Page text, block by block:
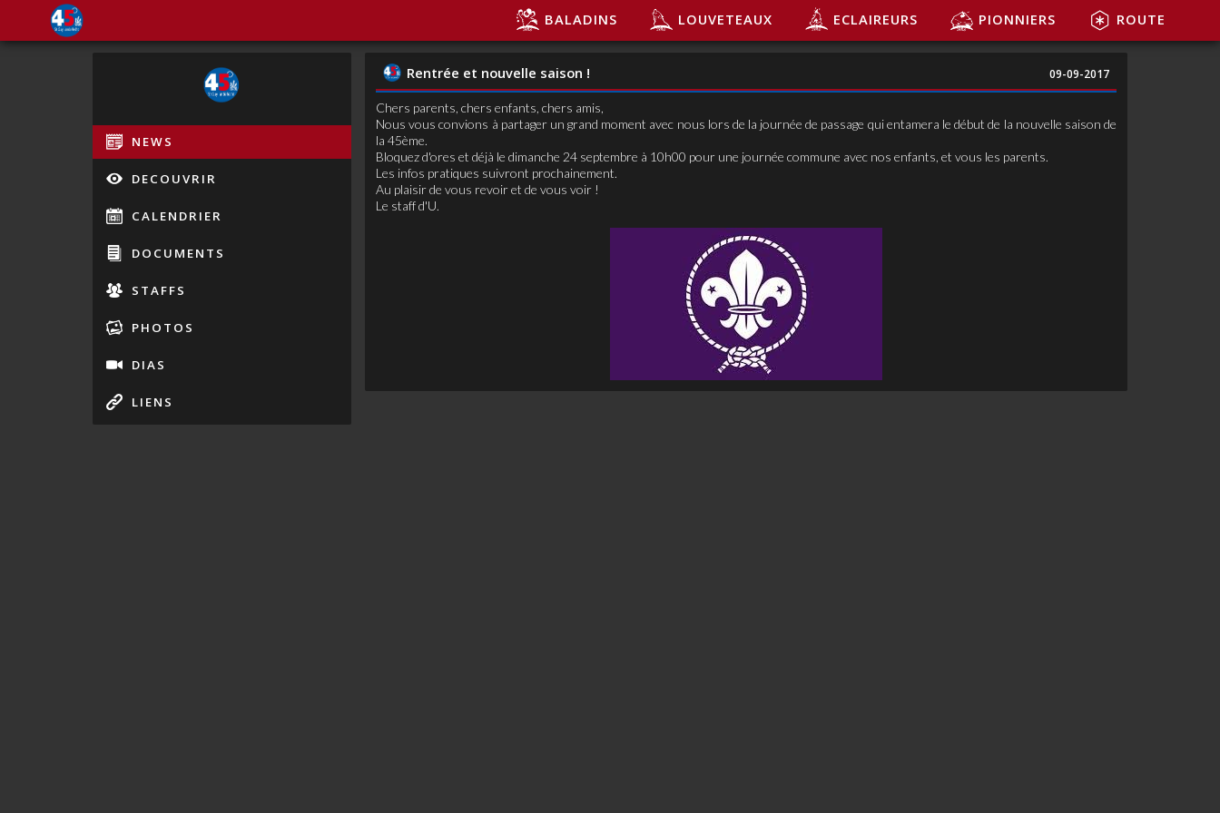
BALADINS LOUVETEAUX ECLAIREURS PIONNIERS ROUTE
NEWS
DECOUVRIR
CALENDRIER
DOCUMENTS
STAFFS
PHOTOS
DIAS
LIENS
Rentrée et nouvelle saison ! 09-09-2017
Chers parents, chers enfants, chers amis,
Nous vous convions à partager un grand moment avec nous lors de la journée de passage qui entamera le début de la nouvelle saison de
la 45ème.
Bloquez d'ores et déjà le dimanche 24 septembre à 10h00 pour une journée commune avec nos enfants, et vous les parents.
Les infos pratiques suivront prochainement.
Au plaisir de vous revoir et de vous voir !
Le staff d'U.